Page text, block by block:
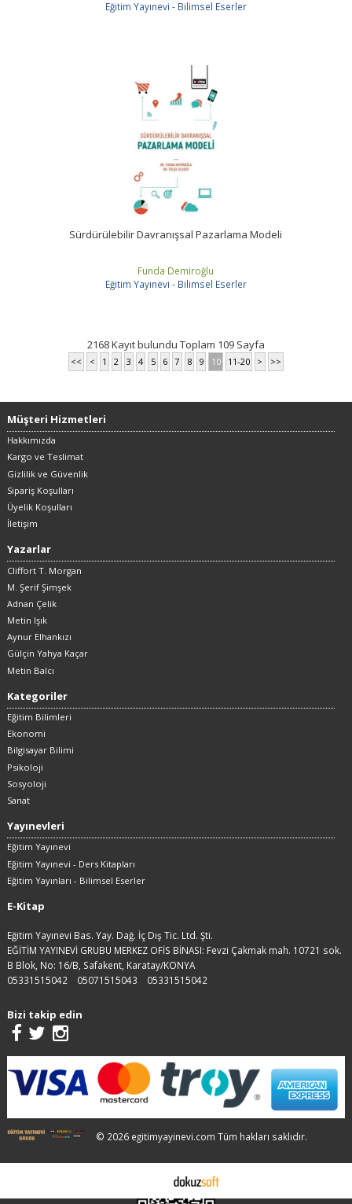
Eğitim Yayınevi - Bilimsel Eserler
Sürdürülebilir Davranışsal Pazarlama Modeli
Funda Demiroğlu
Eğitim Yayınevi - Bilimsel Eserler
2168 Kayıt bulundu Toplam 109 Sayfa
<< < 1 2 3 4 5 6 7 8 9 10 11-20 > >>
Müşteri Hizmetleri
Hakkımızda
Kargo ve Teslimat
Gizlilik ve Güvenlik
Sipariş Koşulları
Üyelik Koşulları
İletişim
Yazarlar
Cliffort T. Morgan
M. Şerif Şimşek
Adnan Çelik
Metin Işık
Aynur Elhankızı
Gülçin Yahya Kaçar
Metin Balcı
Kategoriler
Eğitim Bilimleri
Ekonomi
Bilgisayar Bilimi
Psikoloji
Sosyoloji
Sanat
Yayınevleri
Eğitim Yayınevi
Eğitim Yayınevi - Ders Kitapları
Eğitim Yayınları - Bilimsel Eserler
E-Kitap
Eğitim Yayınevi Bas. Yay. Dağ. İç Dış Tic. Ltd. Şti.
EĞİTİM YAYINEVİ GRUBU MERKEZ OFİS BİNASI: Fevzi Çakmak mah. 10721 sok.
B Blok, No: 16/B, Safakent, Karatay/KONYA
05331515042
05071515043 05331515042
Bizi takip edin
© 2026 egitimyayinevi.com Tüm hakları saklıdır.